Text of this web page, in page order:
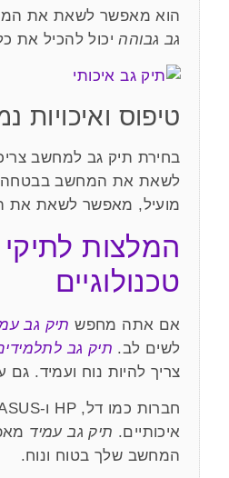
הוא מאפשר לשאת את
גב גבוההיכול להכיל את
טיפוס ואיכויות
בחירת תיק גב למחשב
לשאת את המחשב בבטחה.
מועיל, מאפשר לשאת את
המלצות
טכנולוגיים
אם אתה מחפש תיק גב
לשים לב. תיק גב
צריך להיות נוח ועמיד. גם
חברות כמו דל, HP ו-ASUS מציעות
איכותיים. תיק גב עמיד
המחשב שלך בטוח ונוח.